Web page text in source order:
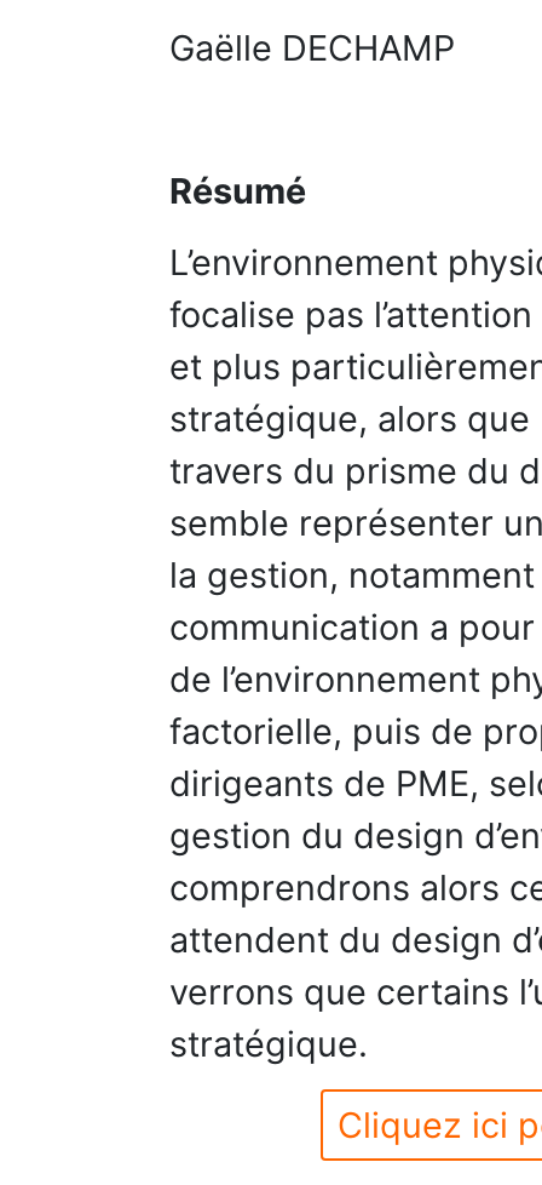
Gaëlle DECHAMP
Résumé
L’environnement
focalise pas
et plus
stratégique, alors que
travers du prisme du
semble représenter
la gestion,
communication a
de l’environnement
factorielle, puis de
dirigeants de PME,
gestion du design
comprendrons alors
attendent du design
verrons que certains
stratégique.
Cliquez ici